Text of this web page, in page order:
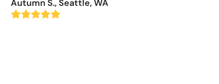
Autumn S., Seattle, WA
Clasificación: